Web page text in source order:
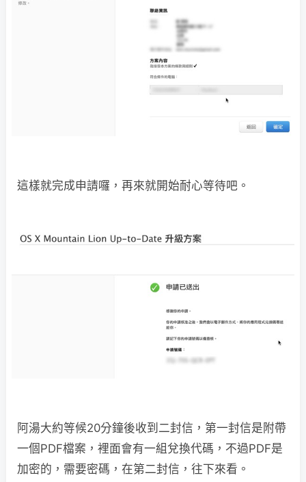
這樣就完成申請囉，再來就開始耐心等待吧。
阿湯大約等候20分鐘後收到二封信，第一封信是附帶
一個PDF檔案，裡面會有一組兌換代碼，不過PDF是
加密的，需要密碼，在第二封信，往下來看。